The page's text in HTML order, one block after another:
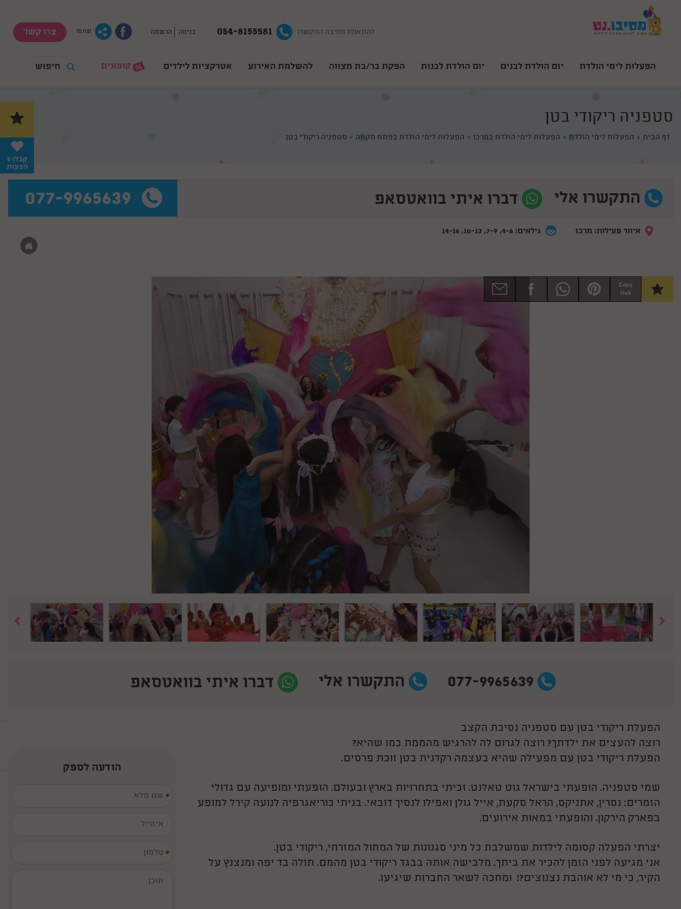
שתפו צרו קשר כניסה הרשמה 054-8155581 להתאמת מסיבה התקשרו
הפעלות לימי הולדת יום הולדת לבנים יום הולדת לבנות הפקת בר/בת מצווה להשלמת האירוע אטרקציות לילדים קופונים
סטפניה ריקודי בטן
דף הבית הפעלות לימי הולדת הפעלות לימי הולדת במרכז הפעלות לימי הולדת בפתח תקווה סטפניה ריקודי בטן
התקשרו אלי דברו איתי בוואטסאפ 077-9965639
איזור פעילות: מרכז גילאים: 4-6, 7-9, 10-13, 14-16
Copy
link
077-9965639 התקשרו אלי דברו איתי בוואטסאפ
הפעלת ריקודי בטן עם סטפניה נסיכת הקצב
רוצה להעצים את ילדתך? רוצה לגרום לה להרגיש מהממת כמו שהיא?
הפעלת ריקודי בטן עם מפעילה שהיא בעצמה רקדנית בטן זוכת פרסים.
שמי סטפניה. הופעתי בישראל גוט טאלנט. זכיתי בתחרויות בארץ ובעולם. הופעתי ומופיעה עם גדולי
הזמרים: נסרין, אתניקס, הראל סקעת, אייל גולן ואפילו לנסיך דובאי. בניתי כוריאגרפיה לנועה קירל למופע
בפארק הירקון. והופעתי במאות אירועים.
יצרתי הפעלה קסומה לילדות שמשלבת כל מיני סגנונות של המחול המזרחי, ריקודי בטן.
אני מגיעה לפני הזמן להכיר את ביתך. מלבישה אותה בבגד ריקודי בטן מהמם. תולה בד יפה ומנצנץ על
הקיר, כי מי לא אוהבת נצנוצים?! ומחכה לשאר החברות שיגיעו.
הודעה לספק
*
*
קבלו 5
הצעות